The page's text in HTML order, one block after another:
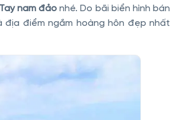
nam đảo nhé. Do bãi biển hình bán
địa điểm ngắm hoàng hôn đẹp nhất